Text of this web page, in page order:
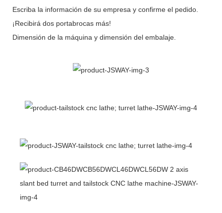
Escriba la información de su empresa y confirme el pedido.
¡Recibirá dos portabrocas más!
Dimensión de la máquina y dimensión del embalaje.